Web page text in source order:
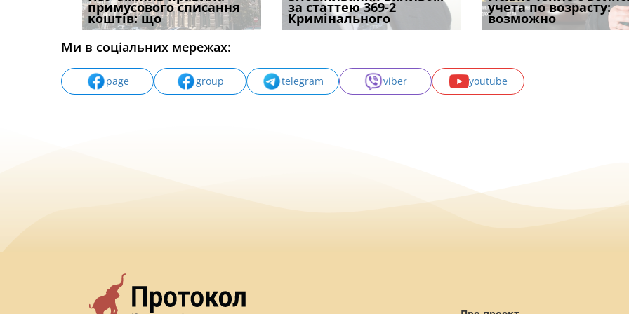
примусового списання
коштів: що
відшкодування шкоди
наявніс
проставляється
апостиль: пер
компенсацію за
незаконні дії
за статтею 369-2
Кримінального
відстрочки за іншою
підставою: нов
кримінальному
провадженні: я
учета по возрасту:
возможно
підтвердив, що
може скас
Ми в соціальних мережах:
page group telegram viber youtube